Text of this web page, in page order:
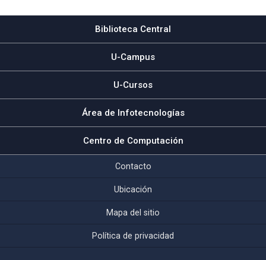
Biblioteca Central
U-Campus
U-Cursos
Área de Infotecnologías
Centro de Computación
Contacto
Ubicación
Mapa del sitio
Política de privacidad